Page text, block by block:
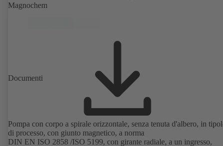
Magnochem
Documenti
Pompa con corpo a spirale orizzontale, senza tenuta d'albero, in
di processo, con giunto magnetico, a norma
DIN EN ISO 2858 /ISO 5199, con girante radiale, a un ingresso,